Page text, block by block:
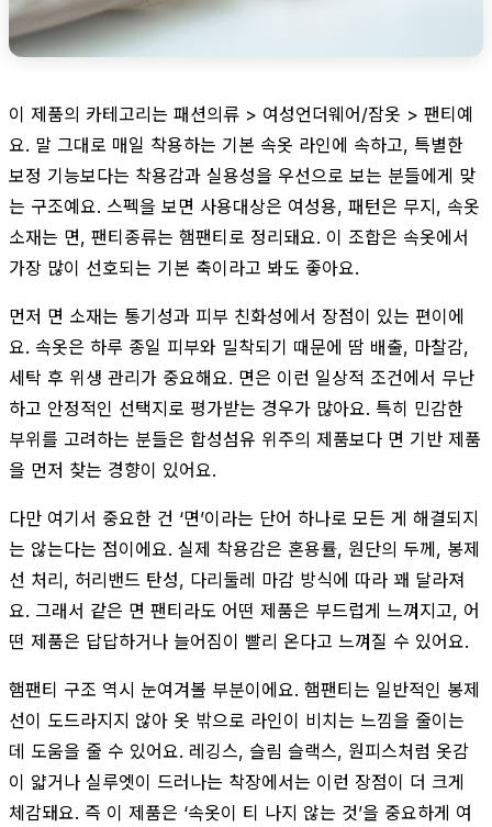
이 제품의 카테고리는 패션의류 > 여성언더웨어/잠옷 > 팬티예
요. 말 그대로 매일 착용하는 기본 속옷 라인에 속하고, 특별한
보정 기능보다는 착용감과 실용성을 우선으로 보는 분들에게 맞
는 구조예요. 스펙을 보면 사용대상은 여성용, 패턴은 무지, 속옷
소재는 면, 팬티종류는 햄팬티로 정리돼요. 이 조합은 속옷에서
가장 많이 선호되는 기본 축이라고 봐도 좋아요.
먼저 면 소재는 통기성과 피부 친화성에서 장점이 있는 편이에
요. 속옷은 하루 종일 피부와 밀착되기 때문에 땀 배출, 마찰감,
세탁 후 위생 관리가 중요해요. 면은 이런 일상적 조건에서 무난
하고 안정적인 선택지로 평가받는 경우가 많아요. 특히 민감한
부위를 고려하는 분들은 합성섬유 위주의 제품보다 면 기반 제품
을 먼저 찾는 경향이 있어요.
다만 여기서 중요한 건 ‘면’이라는 단어 하나로 모든 게 해결되지
는 않는다는 점이에요. 실제 착용감은 혼용률, 원단의 두께, 봉제
선 처리, 허리밴드 탄성, 다리둘레 마감 방식에 따라 꽤 달라져
요. 그래서 같은 면 팬티라도 어떤 제품은 부드럽게 느껴지고, 어
떤 제품은 답답하거나 늘어짐이 빨리 온다고 느껴질 수 있어요.
햄팬티 구조 역시 눈여겨볼 부분이에요. 햄팬티는 일반적인 봉제
선이 도드라지지 않아 옷 밖으로 라인이 비치는 느낌을 줄이는
데 도움을 줄 수 있어요. 레깅스, 슬림 슬랙스, 원피스처럼 옷감
이 얇거나 실루엣이 드러나는 착장에서는 이런 장점이 더 크게
체감돼요. 즉 이 제품은 ‘속옷이 티 나지 않는 것’을 중요하게 여